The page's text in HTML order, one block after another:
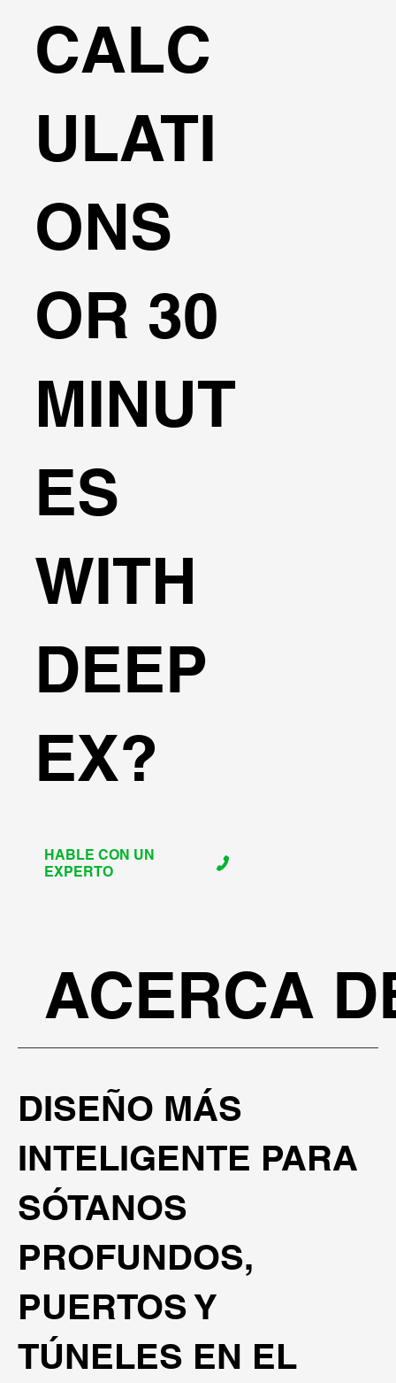
CALC
ULATI
ONS
OR 30
MINUT
ES
WITH
DEEP
EX?
HABLE CON UN
EXPERTO
ACERCA
DISEÑO MÁS
INTELIGENTE PARA
SÓTANOS
PROFUNDOS,
PUERTOS Y
TÚNELES EN EL